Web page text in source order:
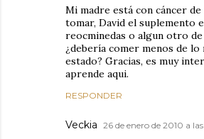
Mi madre está con cáncer
tomar, David el suplemento
reocminedas o algun otro
¿debería comer menos de lo
estado? Gracias, es muy
aprende aqui.
RESPONDER
Veckia 26 de enero de 2010 a